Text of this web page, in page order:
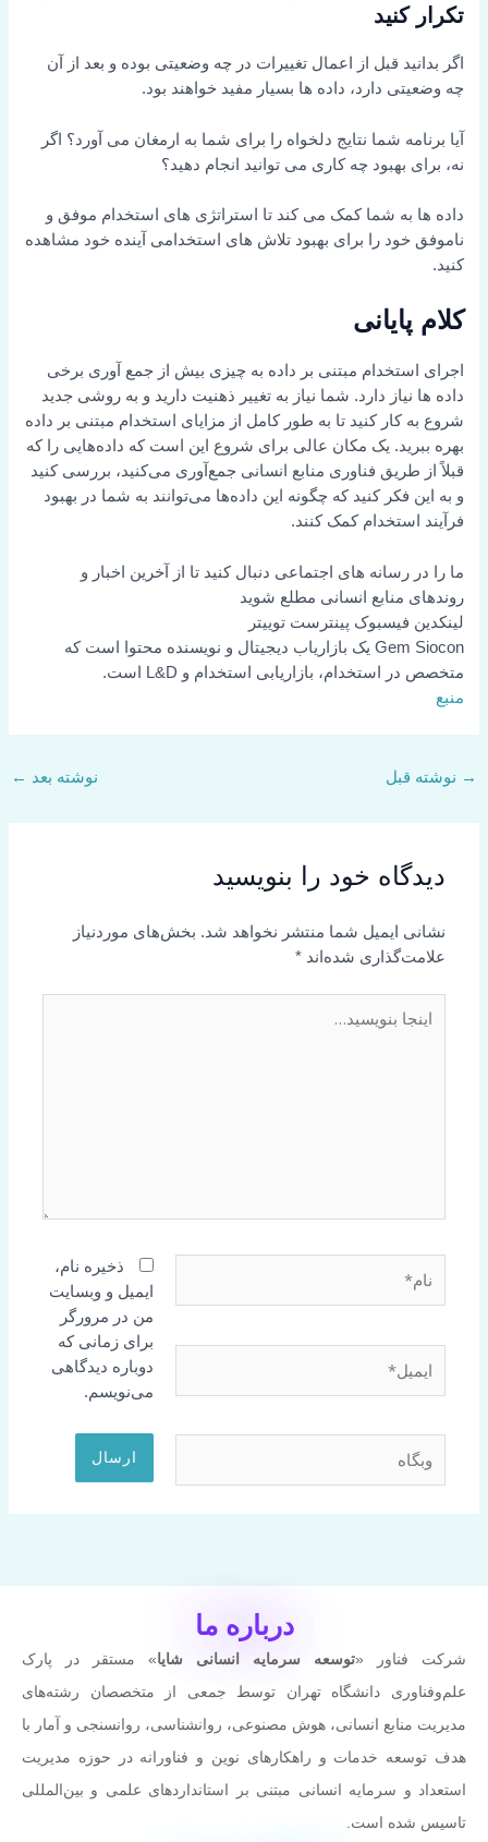
تکرار کنید
اگر بدانید قبل از اعمال تغییرات در چه وضعیتی بوده و بعد از آن
چه وضعیتی دارد، داده ها بسیار مفید خواهند بود.
آیا برنامه شما نتایج دلخواه را برای شما به ارمغان می آورد؟ اگر
نه، برای بهبود چه کاری می توانید انجام دهید؟
داده ها به شما کمک می کند تا استراتژی های استخدام موفق و
ناموفق خود را برای بهبود تلاش های استخدامی آینده خود مشاهده
کنید.
کلام پایانی
اجرای استخدام مبتنی بر داده به چیزی بیش از جمع آوری برخی
داده ها نیاز دارد. شما نیاز به تغییر ذهنیت دارید و به روشی جدید
شروع به کار کنید تا به طور کامل از مزایای استخدام مبتنی بر داده
بهره ببرید. یک مکان عالی برای شروع این است که داده‌هایی را که
قبلاً از طریق فناوری منابع انسانی جمع‌آوری می‌کنید، بررسی کنید
و به این فکر کنید که چگونه این داده‌ها می‌توانند به شما در بهبود
فرآیند استخدام کمک کنند.
ما را در رسانه های اجتماعی دنبال کنید تا از آخرین اخبار و
روندهای منابع انسانی مطلع شوید
لینکدین فیسبوک پینترست توییتر
Gem Siocon یک بازاریاب دیجیتال و نویسنده محتوا است که
متخصص در استخدام، بازاریابی استخدام و L&D است.
منبع
→ نوشته قبل نوشته بعد ←
دیدگاه‌ خود را بنویسید
نشانی ایمیل شما منتشر نخواهد شد. بخش‌های موردنیاز
علامت‌گذاری شده‌اند*
بنویسید…
ذخیره نام،
ایمیل و وبسایت
من در مرورگر
برای زمانی که
دوباره دیدگاهی
می‌نویسم.
درباره ما
شرکت فناور «توسعه سرمایه انسانی شایا» مستقر در پارک
علم‌وفناوری دانشگاه تهران توسط جمعی از متخصصان رشته‌های
مدیریت منابع انسانی، هوش مصنوعی، روانشناسی، روانسنجی و آمار با
هدف توسعه خدمات و راهکارهای نوین و فناورانه در حوزه مدیریت
استعداد و سرمایه انسانی مبتنی بر استانداردهای علمی و بین‌المللی
تاسیس شده است.